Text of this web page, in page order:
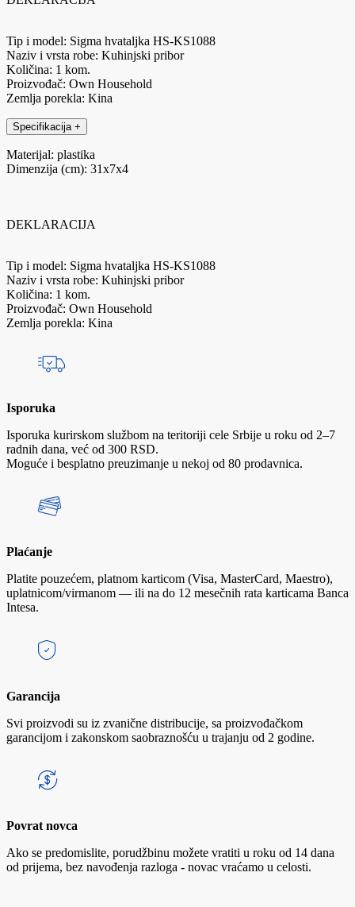
Tip i model: Sigma hvataljka HS-KS1088
Naziv i vrsta robe: Kuhinjski pribor
Količina: 1 kom.
Proizvođač: Own Household
Zemlja porekla: Kina
Specifikacija +
Materijal: plastika
Dimenzija (cm): 31x7x4
DEKLARACIJA
Tip i model: Sigma hvataljka HS-KS1088
Naziv i vrsta robe: Kuhinjski pribor
Količina: 1 kom.
Proizvođač: Own Household
Zemlja porekla: Kina
Isporuka
Isporuka kurirskom službom na teritoriji cele Srbije u roku od 2–7
radnih dana, već od 300 RSD.
Moguće i besplatno preuzimanje u nekoj od 80 prodavnica.
Plaćanje
Platite pouzećem, platnom karticom (Visa, MasterCard, Maestro),
uplatnicom/virmanom — ili na do 12 mesečnih rata karticama Banca
Intesa.
Garancija
Svi proizvodi su iz zvanične distribucije, sa proizvođačkom
garancijom i zakonskom saobraznošću u trajanju od 2 godine.
Povrat novca
Ako se predomislite, porudžbinu možete vratiti u roku od 14 dana
od prijema, bez navođenja razloga - novac vraćamo u celosti.